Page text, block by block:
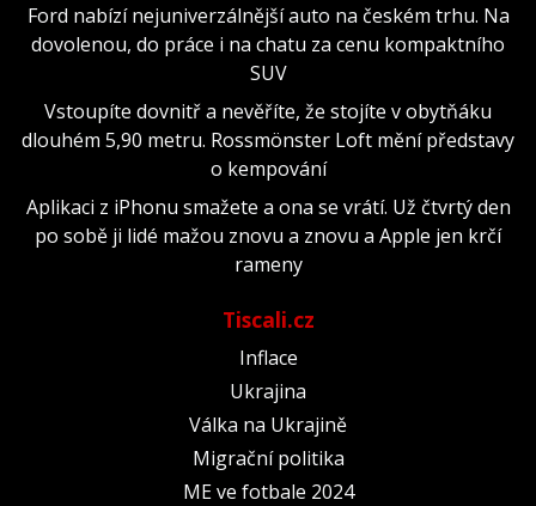
Ford nabízí nejuniverzálnější auto na českém trhu. Na
dovolenou, do práce i na chatu za cenu kompaktního
SUV
Vstoupíte dovnitř a nevěříte, že stojíte v obytňáku
dlouhém 5,90 metru. Rossmönster Loft mění představy
o kempování
Aplikaci z iPhonu smažete a ona se vrátí. Už čtvrtý den
po sobě ji lidé mažou znovu a znovu a Apple jen krčí
rameny
Tiscali.cz
Inflace
Ukrajina
Válka na Ukrajině
Migrační politika
ME ve fotbale 2024